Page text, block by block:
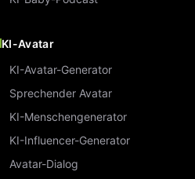
KI-Avatar
KI-Avatar-Generator
Sprechender Avatar
KI-Menschengenerator
KI-Influencer-Generator
Avatar-Dialog